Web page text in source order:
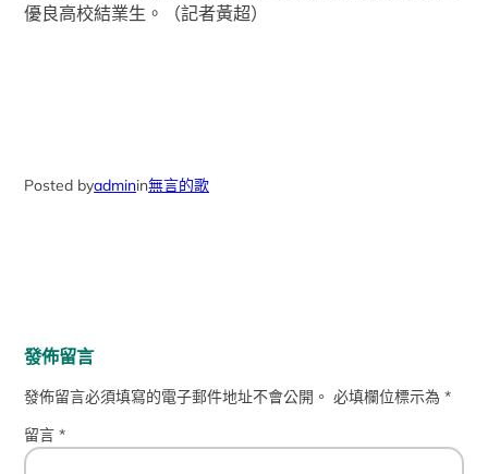
優良高校結業生。（記者黃超）
Posted byadminin無言的歌
發佈留言
發佈留言必須填寫的電子郵件地址不會公開。 必填欄位標示為*
留言*